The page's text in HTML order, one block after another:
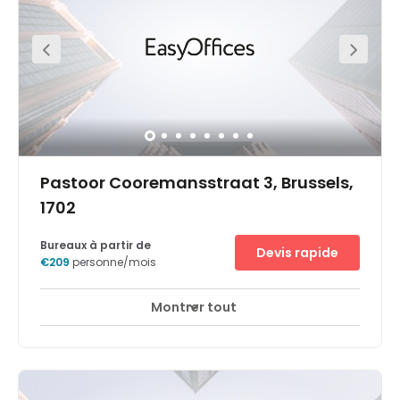
facilement accessible, avec l'autoroute E40 à proximité.
Si vous désirez explorer la ville historique, faites un petit
tour à travers le parc de la ville jusqu'aux différents
commerces, restaurants et cafés environnants
Pastoor Cooremansstraat 3, Brussels,
1702
Salon d'affaires
qu'à vingt minutes du centre de Bruxelles. Il se situe dans
une zone industrielle particulièrement dynamique,
Bureaux à partir de
€209 personne/mois
Devis rapide
Montrer tout